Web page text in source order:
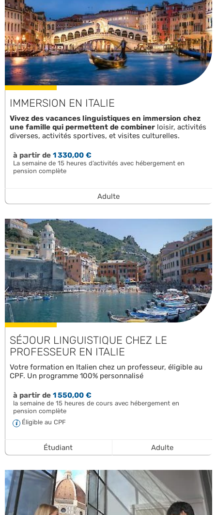
IMMERSION EN ITALIE
Vivez des vacances linguistiques en immersion chez
une famille qui permettent de combiner loisir, activités
diverses, activités sportives, et visites culturelles.
à partir de1 330,00 €
La semaine de 15 heures d’activités avec hébergement en
pension complète
Adulte
SÉJOUR LINGUISTIQUE CHEZ LE
PROFESSEUR EN ITALIE
Votre formation en Italien chez un professeur, éligible au
CPF. Un programme 100% personnalisé
à partir de1 550,00 €
la semaine de 15 heures de cours avec hébergement en
pension complète
Éligible au CPF
Étudiant Adulte